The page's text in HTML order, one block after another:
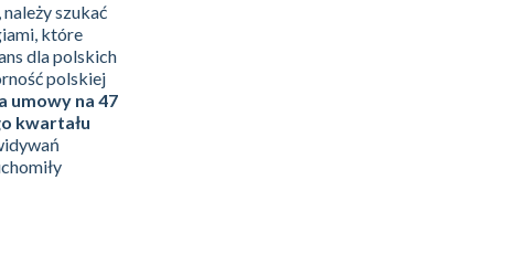
szukać
które
dla polskich
polskiej
umowy na 47
kwartału